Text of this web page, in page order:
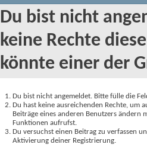
Du bist nicht
keine Rechte
könnte einer der
Du bist nicht angemeldet. Bitte fülle die
Du hast keine ausreichenden Rechte, um
Beiträge eines anderen Benutzers
Funktionen aufrufst.
Du versuchst einen Beitrag zu verfassen
Aktivierung deiner Registrierung.